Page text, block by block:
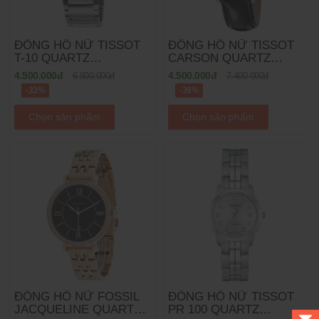
ĐỒNG HỒ NỮ TISSOT
T-10 QUARTZ
T073.310.11.017.00 -
31.2X25.4MM
4.500.000đ
-33%
Chọn sản phẩm
ĐỒNG HỒ NỮ TISSOT
CARSON QUARTZ
T085.210.16.013.00 -
29MM
4.500.000đ
-39%
Chọn sản phẩm
ĐỒNG HỒ NỮ FOSSIL
JACQUELINE QUARTZ
ĐỒNG HỒ NỮ TISSOT
PR 100 QUARTZ